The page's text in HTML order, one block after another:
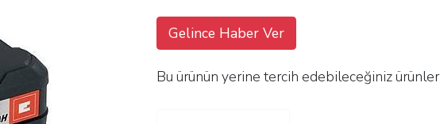
Gelince Haber Ver
Bu ürünün yerine tercih edebileceğiniz ürünler